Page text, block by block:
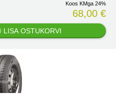
Koos KMga 24%
68,00 €
LISA OSTUKORVI